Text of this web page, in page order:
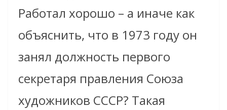
Работал хорошо – а иначе как
объяснить, что в 1973 году он
занял должность первого
секретаря правления Союза
художников СССР? Такая